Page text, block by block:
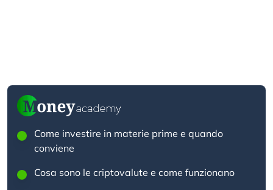
Come investire in materie prime e quando
conviene
Cosa sono le criptovalute e come funzionano